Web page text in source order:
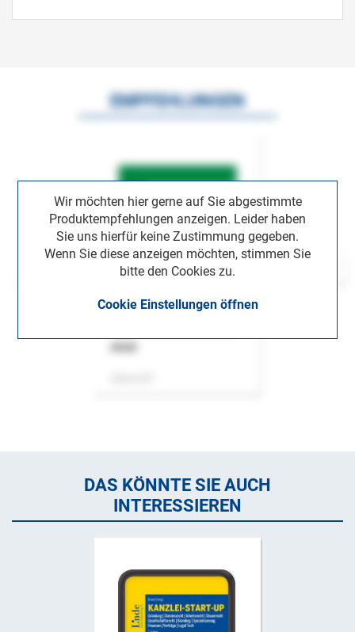
Wir möchten hier gerne auf Sie abgestimmte
Produktempfehlungen anzeigen. Leider haben
Sie uns hierfür keine Zustimmung gegeben.
Wenn Sie diese anzeigen möchten, stimmen Sie
bitte den Cookies zu.
Cookie Einstellungen öffnen
EMPFEHLUNGEN
DAS KÖNNTE SIE AUCH
INTERESSIEREN